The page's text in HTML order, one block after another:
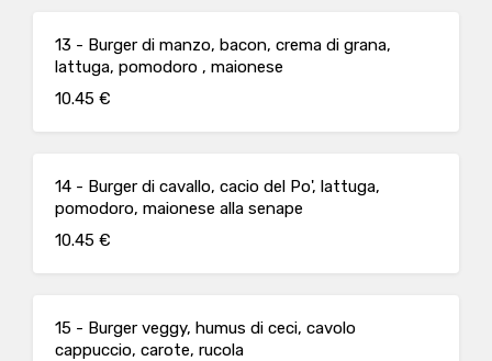
13 - Burger di manzo, bacon, crema di grana,
lattuga, pomodoro , maionese
10.45 €
14 - Burger di cavallo, cacio del Po', lattuga,
pomodoro, maionese alla senape
10.45 €
15 - Burger veggy, humus di ceci, cavolo
cappuccio, carote, rucola